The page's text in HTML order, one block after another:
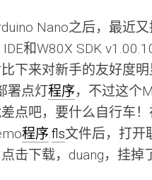
Nano之后，最近
IDE和W80X SDK
下来对新手的友好度
署点灯程序，不过这个
点吧，要什么自行车
程序.fls文件后，打开
击下载，duang，挂掉